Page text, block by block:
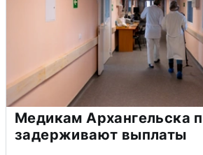
Медикам Архангельска
задерживают выплаты